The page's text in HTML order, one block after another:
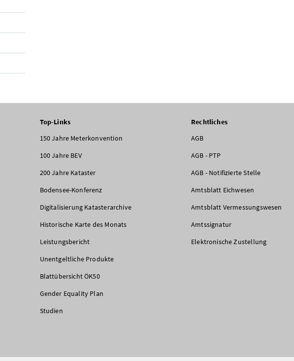
Top-Links
150 Jahre Meterkonvention
100 Jahre BEV
200 Jahre Kataster
Bodensee-Konferenz
Digitalisierung Katasterarchive
Historische Karte des Monats
Leistungsbericht
Unentgeltliche Produkte
Blattübersicht ÖK50
Gender Equality Plan
Studien
Rechtliches
AGB
AGB - PTP
AGB - Notifizierte Stelle
Amtsblatt Eichwesen
Amtsblatt Vermessungswesen
Amtssignatur
Elektronische Zustellung